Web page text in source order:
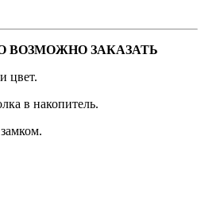
ВОЗМОЖНО ЗАКАЗАТЬ
цвет.
в накопитель.